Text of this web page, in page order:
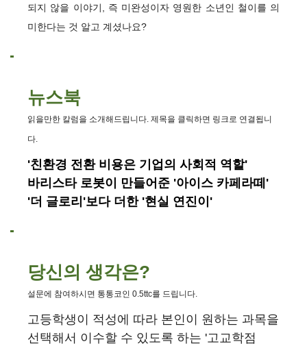
되지 않을 이야기, 즉 미완성이자 영원한 소년인 철이를 의
미한다는 것 알고 계셨나요?
뉴스북
읽을만한 칼럼을 소개해드립니다. 제목을 클릭하면 링크로 연결됩니
다.
'친환경 전환 비용은 기업의 사회적 역할'
바리스타 로봇이 만들어준 '아이스 카페라떼'
'더 글로리'보다 더한 '현실 연진이'
당신의 생각은?
설문에 참여하시면 통통코인 0.5ttc를 드립니다.
고등학생이 적성에 따라 본인이 원하는 과목을
선택해서 이수할 수 있도록 하는 '고교학점